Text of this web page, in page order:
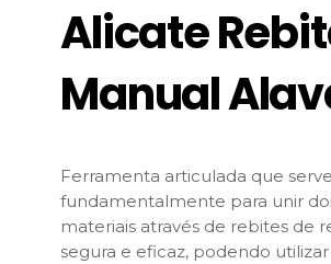
Alicate
Manual
Ferramenta articulada que serve
fundamentalmente para unir
materiais através de rebites de
segura e eficaz, podendo